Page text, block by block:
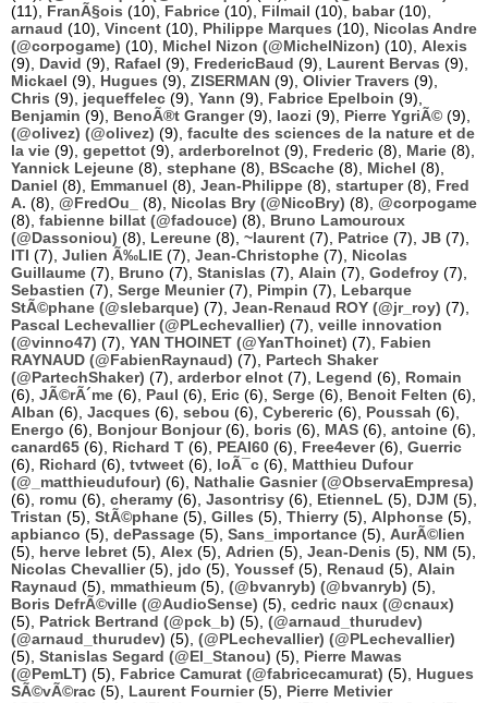
(11), FranÃ§ois (10), Fabrice (10), Filmail (10), babar(10),
arnaud (10), Vincent (10), Philippe Marques (10), Nicolas Andre
(@corpogame) (10), Michel Nizon (@MichelNizon) (10), Alexis
(9), David (9), Rafael (9), FredericBaud (9), Laurent Bervas (9),
Mickael (9), Hugues (9), ZISERMAN (9), Olivier Travers (9),
Chris (9), jequeffelec (9), Yann (9), Fabrice Epelboin (9),
Benjamin (9), BenoÃ®t Granger(9), laozi (9), Pierre YgriÃ© (9),
(@olivez) (@olivez) (9), faculte des sciences de la nature et de
la vie (9), gepettot (9), arderborelnot (9), Frederic (8), Marie (8),
Yannick Lejeune (8), stephane (8), BScache (8), Michel (8),
Daniel (8), Emmanuel (8), Jean-Philippe (8), startuper(8), Fred
A. (8), @FredOu_ (8), Nicolas Bry (@NicoBry) (8), @corpogame
(8), fabienne billat (@fadouce) (8), Bruno Lamouroux
(@Dassoniou) (8), Lereune (8), ~laurent (7), Patrice (7), JB (7),
ITI (7), Julien Ã‰LIE (7), Jean-Christophe (7), Nicolas
Guillaume (7), Bruno (7), Stanislas (7), Alain (7), Godefroy (7),
Sebastien (7), Serge Meunier(7), Pimpin (7), Lebarque
StÃ©phane (@slebarque) (7), Jean-Renaud ROY (@jr_roy) (7),
Pascal Lechevallier (@PLechevallier) (7), veille innovation
(@vinno47) (7), YAN THOINET (@YanThoinet) (7), Fabien
RAYNAUD (@FabienRaynaud) (7), Partech Shaker
(@PartechShaker) (7), arderbor elnot (7), Legend (6), Romain
(6), JÃ©rÃ´me (6), Paul (6), Eric (6), Serge (6), Benoit Felten (6),
Alban (6), Jacques (6), sebou (6), Cybereric (6), Poussah (6),
Energo (6), Bonjour Bonjour(6), boris (6), MAS (6), antoine (6),
canard65 (6), Richard T (6), PEAI60 (6), Free4ever(6), Guerric
(6), Richard (6), tvtweet (6), loÃ¯c (6), Matthieu Dufour
(@_matthieudufour) (6), Nathalie Gasnier (@ObservaEmpresa)
(6), romu (6), cheramy (6), Jasontrisy (6), EtienneL (5), DJM (5),
Tristan (5), StÃ©phane (5), Gilles (5), Thierry (5), Alphonse (5),
apbianco (5), dePassage (5), Sans_importance (5), AurÃ©lien
(5), herve lebret (5), Alex (5), Adrien (5), Jean-Denis (5), NM (5),
Nicolas Chevallier(5), jdo (5), Youssef (5), Renaud (5), Alain
Raynaud (5), mmathieum (5), (@bvanryb) (@bvanryb) (5),
Boris DefrÃ©ville (@AudioSense) (5), cedric naux (@cnaux)
(5), Patrick Bertrand (@pck_b) (5), (@arnaud_thurudev)
(@arnaud_thurudev) (5), (@PLechevallier) (@PLechevallier)
(5), Stanislas Segard (@El_Stanou) (5), Pierre Mawas
(@PemLT) (5), Fabrice Camurat (@fabricecamurat) (5), Hugues
SÃ©vÃ©rac (5), Laurent Fournier(5), Pierre Metivier